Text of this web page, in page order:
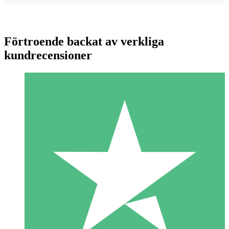
Individuella Kreditpaket
Betala per användning med nedladdningskrediter. Inget
1 Nedladdningar
10 00
Förtroende backat av verkliga
kundrecensioner